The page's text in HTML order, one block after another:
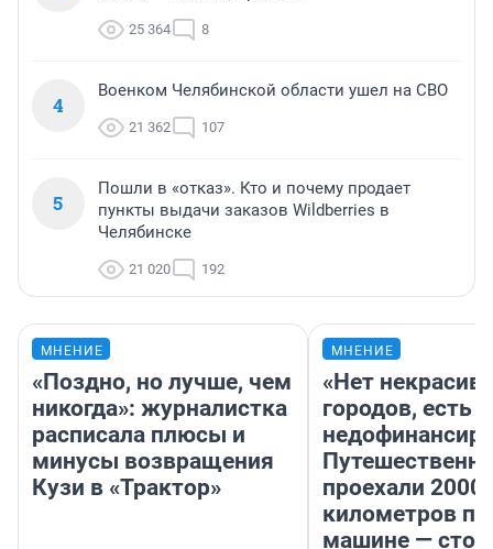
25 364 8
4
Военком Челябинской области ушел на СВО
21 362 107
5
Пошли в «отказ». Кто и почему продает
пункты выдачи заказов Wildberries в
Челябинске
21 020 192
МНЕНИЕ
«Поздно, но лучше, чем
никогда»: журналистка
расписала плюсы и
минусы возвращения
Кузи в «Трактор»
МНЕНИЕ
«Нет
городов, есть
проехали 2000
километров по
машине —